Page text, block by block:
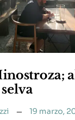
19 marzo,